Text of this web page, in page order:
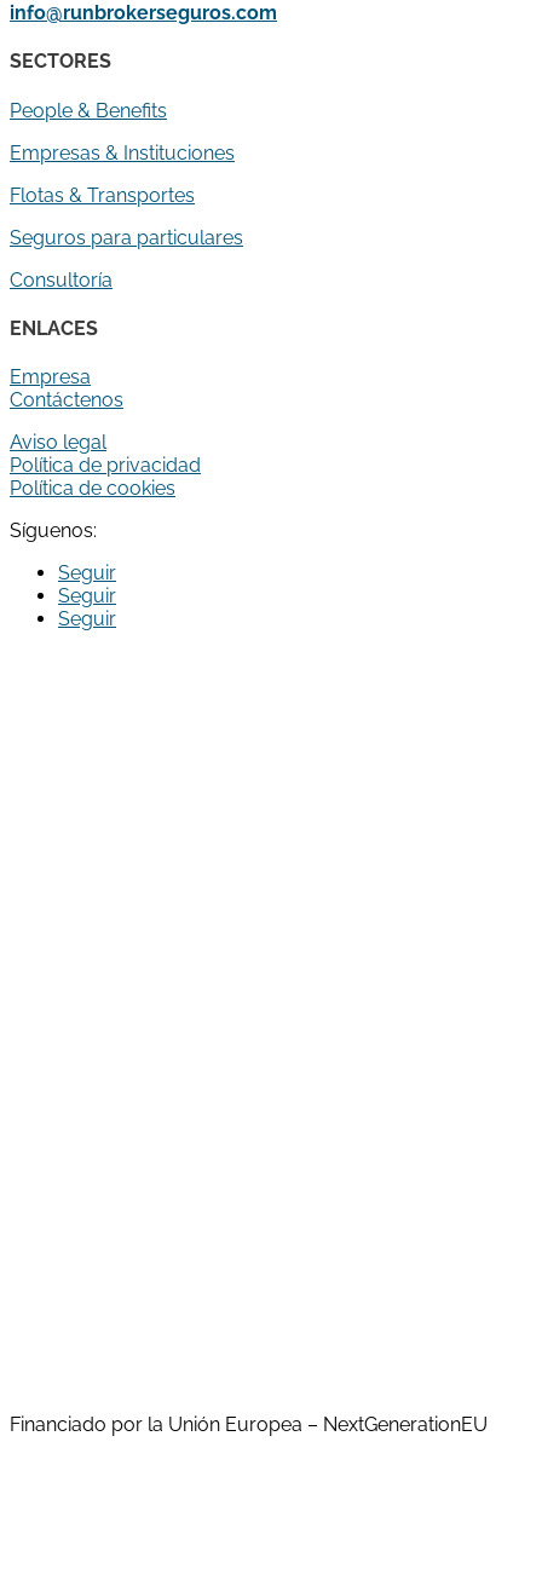
info@runbrokerseguros.com
SECTORES
People & Benefits
Empresas & Instituciones
Flotas & Transportes
Seguros para particulares
Consultoría
ENLACES
Empresa
Contáctenos
Aviso legal
Política de privacidad
Política de cookies
Síguenos:
Seguir
Seguir
Seguir
Financiado por la Unión Europea – NextGenerationEU